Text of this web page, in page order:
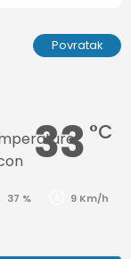
Povratak
33 °C
37 % 9 Km/h